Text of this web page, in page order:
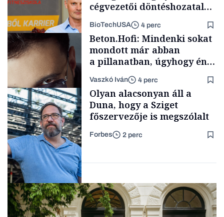
Politika
Content Lab HUB
cégvezetői döntéshozatal
BioTechUSA 4 perc
Forbes-sztori
Beton.Hofi: Mindenki sokat
mondott már abban
a pillanatban, úgyhogy én
a legsarkosabb
gondolataimat akartam
kimondani
Vaszkó Iván 4 perc
Társadalom
Olyan alacsonyan áll a
Duna, hogy a Sziget
főszervezője is megszólalt
Forbes 2 perc